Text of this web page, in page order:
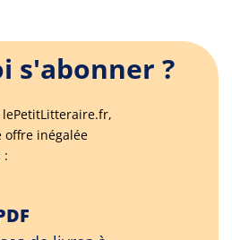
s'abonner ?
offre inégalée
: